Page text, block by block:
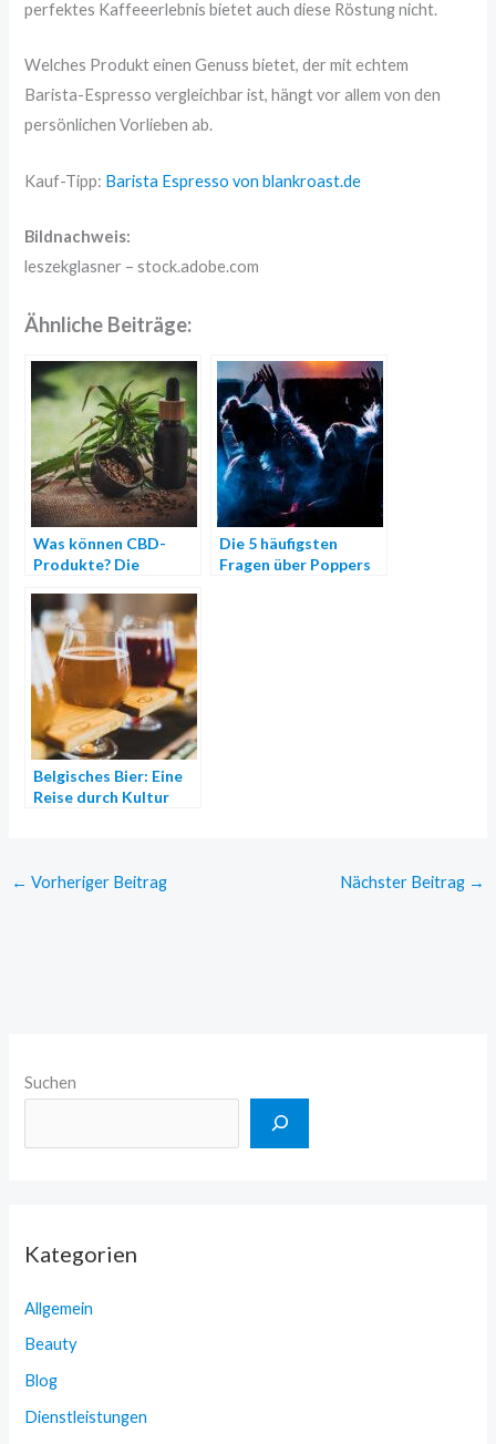
perfektes Kaffeeerlebnis bietet auch diese Röstung nicht.
Welches Produkt einen Genuss bietet, der mit echtem
Barista-Espresso vergleichbar ist, hängt vor allem von den
persönlichen Vorlieben ab.
Kauf-Tipp: Barista Espresso von blankroast.de
Bildnachweis:
leszekglasner – stock.adobe.com
Ähnliche Beiträge:
Was können CBD-
Produkte? Die
Informationen
Die 5 häufigsten
Fragen über Poppers
Belgisches Bier: Eine
Reise durch Kultur
← Vorheriger Beitrag Nächster Beitrag →
Suchen
Kategorien
Allgemein
Beauty
Blog
Dienstleistungen